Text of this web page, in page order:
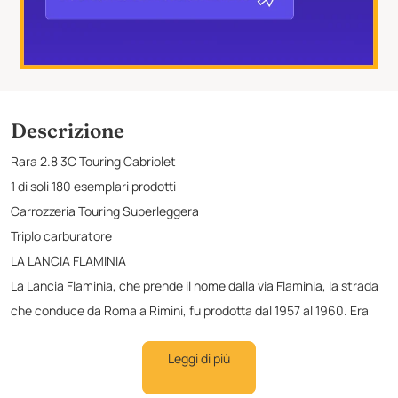
Descrizione
Rara 2.8 3C Touring Cabriolet
1 di soli 180 esemplari prodotti
Carrozzeria Touring Superleggera
Triplo carburatore
LA LANCIA FLAMINIA
La Lancia Flaminia, che prende il nome dalla via Flaminia, la strada
che conduce da Roma a Rimini, fu prodotta dal 1957 al 1960. Era
corso della sua vita, ha visto diverse versioni come berlina e coupé.
La Flaminia coupé e la Flaminia cabriolet erano auto costruite con